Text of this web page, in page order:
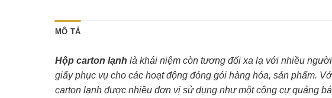
MÔ TẢ
Hộp carton lạnh là khái niệm còn tương đối xa lạ với nhiều
giấy phục vụ cho các hoạt động đóng gói hàng hóa, sản phẩm.
carton lạnh được nhiều đơn vị sử dụng như một công cự quảng